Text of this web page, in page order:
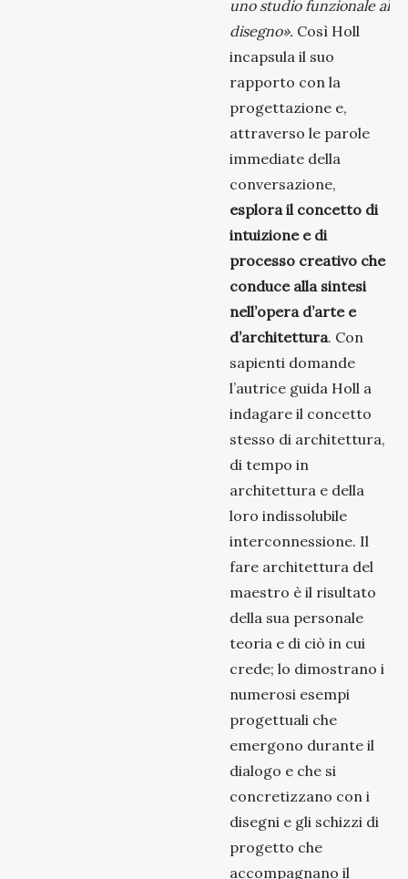
uno studio funzionale al
disegno». Così Holl
incapsula il suo
rapporto con la
progettazione e,
attraverso le parole
immediate della
conversazione,
esplora il concetto di
intuizione e di
processo creativo che
conduce alla sintesi
nell’opera d’arte e
d’architettura. Con
sapienti domande
l’autrice guida Holl a
indagare il concetto
stesso di architettura,
di tempo in
architettura e della
loro indissolubile
interconnessione. Il
fare architettura del
maestro è il risultato
della sua personale
teoria e di ciò in cui
crede; lo dimostrano i
numerosi esempi
progettuali che
emergono durante il
dialogo e che si
concretizzano con i
disegni e gli schizzi di
progetto che
accompagnano il